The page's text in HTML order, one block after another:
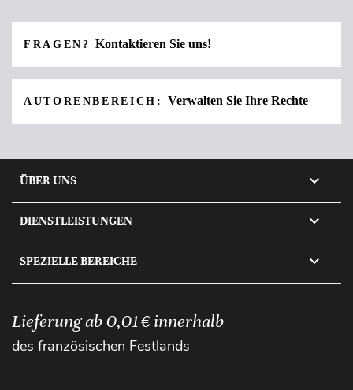
FRAGEN?Kontaktieren Sie uns!
AUTORENBEREICH: Verwalten Sie Ihre Rechte
ÜBER UNS 
DIENSTLEISTUNGEN 
SPEZIELLE BEREICHE 
Lieferung ab 0,01 € innerhalb
des französischen Festlands